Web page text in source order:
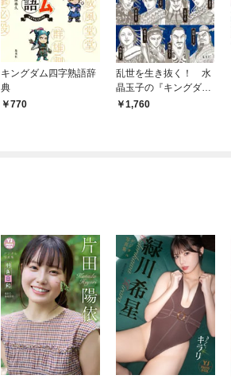
キングダム四字熟語辞
典
770
乱世を生き抜く！ 水
晶玉子の『キングダ
ム』占い
1,760